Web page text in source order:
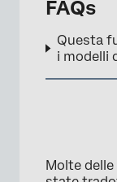
FAQs
Questa
i modelli
Molte